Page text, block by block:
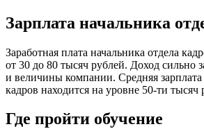
Зарплата начальника
Заработная плата начальника отдела
от 30 до 80 тысяч рублей. Доход сильно
и величины компании. Средняя зарплата
кадров находится на уровне 50-ти тысяч
Где пройти обучение